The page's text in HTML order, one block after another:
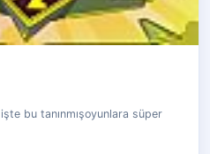
bu tanınmışoyunlara süper